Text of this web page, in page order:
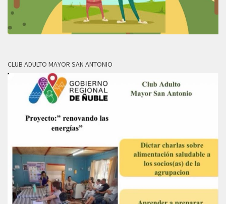
CLUB ADULTO MAYOR SAN ANTONIO